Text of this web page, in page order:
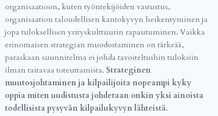
organisaatioon, kuten työntekijöiden vastustus,
organisaation taloudellisen kantokyvyn heikentyminen ja
jopa tuloksellisen yrityskulttuurin rapautuminen. Vaikka
erinomaisen strategian muodostaminen on tärkeää,
paraskaan suunnitelma ei johda tavoiteltuihin tuloksiin
ilman taitavaa toteuttamista. Strateginen
muutosjohtaminen ja kilpailijoita nopeampi kyky
oppia miten uudistusta johdetaan onkin yksi ainoista
todellisista pysyvän kilpailukyvyn lähteistä.